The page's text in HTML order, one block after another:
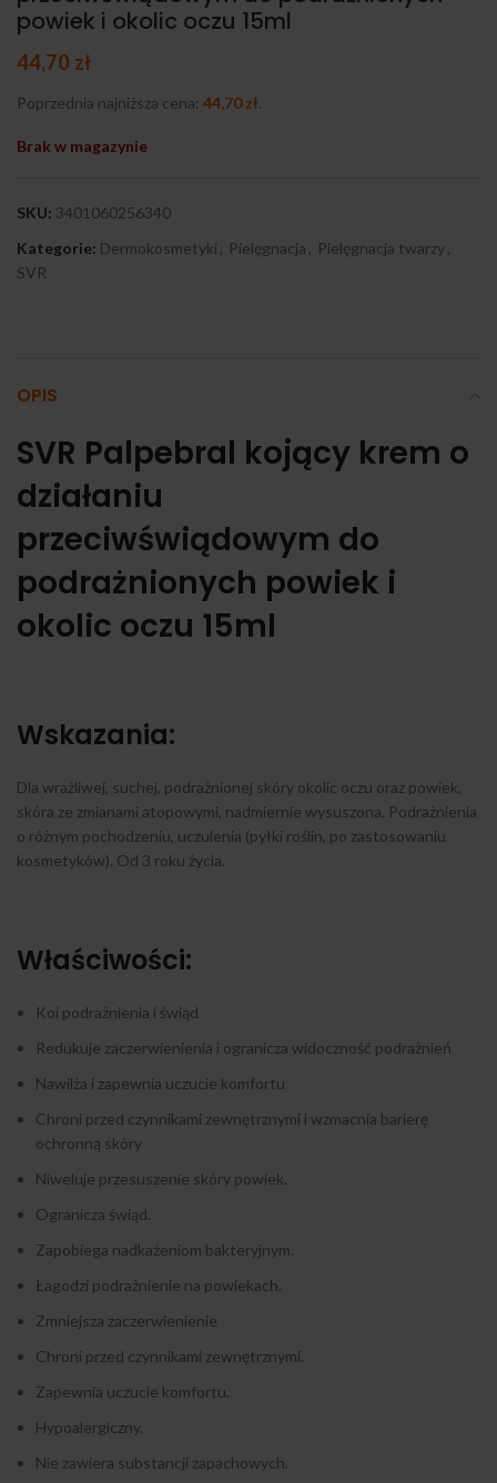
powiek i okolic oczu 15ml
44,70 zł
Poprzednia najniższa cena: 44,70zł.
Brak w magazynie
SKU: 3401060256340
Kategorie: Dermokosmetyki Pielęgnacja Pielęgnacja twarzy
SVR
OPIS
SVR Palpebral kojący krem o
działaniu
przeciwświądowym do
podrażnionych powiek i
okolic oczu 15ml
Wskazania:
Dla wrażliwej, suchej, podrażnionej skóry okolic oczu oraz powiek,
skóra ze zmianami atopowymi, nadmiernie wysuszona. Podrażnienia
o różnym pochodzeniu, uczulenia (pyłki roślin, po zastosowaniu
kosmetyków). Od 3 roku życia.
Właściwości:
Koi podrażnienia i świąd
Redukuje zaczerwienienia i ogranicza widoczność podrażnień
Nawilża i zapewnia uczucie komfortu
Chroni przed czynnikami zewnętrznymi i wzmacnia barierę
ochronną skóry
Niweluje przesuszenie skóry powiek.
Ogranicza świąd.
Zapobiega nadkażeniom bakteryjnym.
Łagodzi podrażnienie na powiekach.
Zmniejsza zaczerwienienie
Chroni przed czynnikami zewnętrznymi.
Zapewnia uczucie komfortu.
Hypoalergiczny.
Nie zawiera substancji zapachowych.